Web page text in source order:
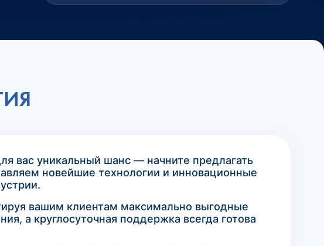
вас уникальный шанс — начните предлагать
новейшие технологии и инновационные
вашим клиентам максимально выгодные
а круглосуточная поддержка всегда готова